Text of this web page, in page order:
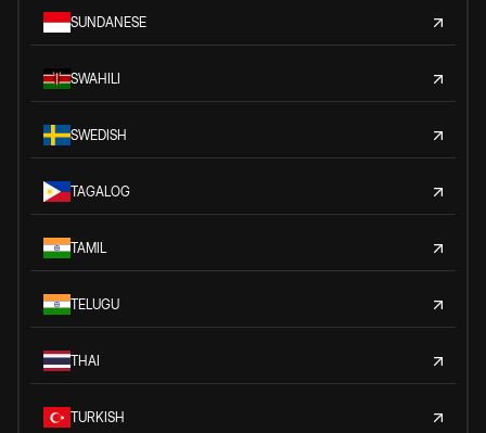
SUNDANESE
SWAHILI
SWEDISH
TAGALOG
TAMIL
TELUGU
THAI
TURKISH